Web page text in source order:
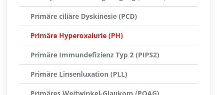
Primäre ciliäre Dyskinesie (PCD)
Primäre Hyperoxalurie (PH)
Primäre Immundefizienz Typ 2 (PIPS2)
Primäre Linsenluxation (PLL)